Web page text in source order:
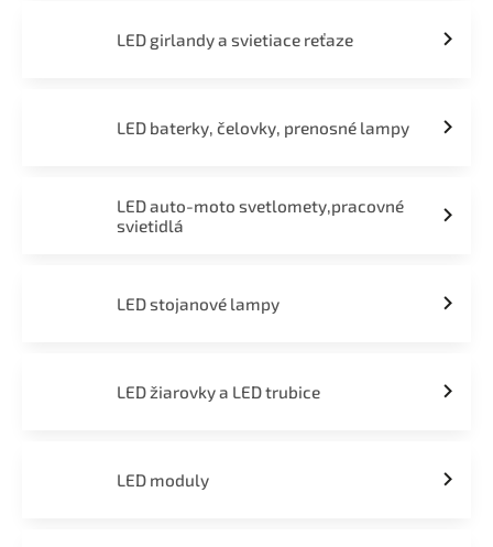
LED girlandy a svietiace reťaze
LED baterky, čelovky, prenosné lampy
LED auto-moto svetlomety,pracovné
svietidlá
LED stojanové lampy
LED žiarovky a LED trubice
LED moduly